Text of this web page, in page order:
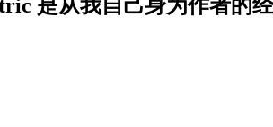
是从我自己身为作者的